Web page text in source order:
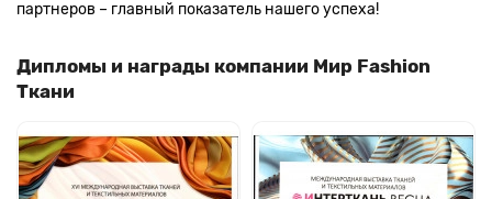
партнеров – главный показатель нашего успеха!
Дипломы и награды компании Мир Fashion
Ткани